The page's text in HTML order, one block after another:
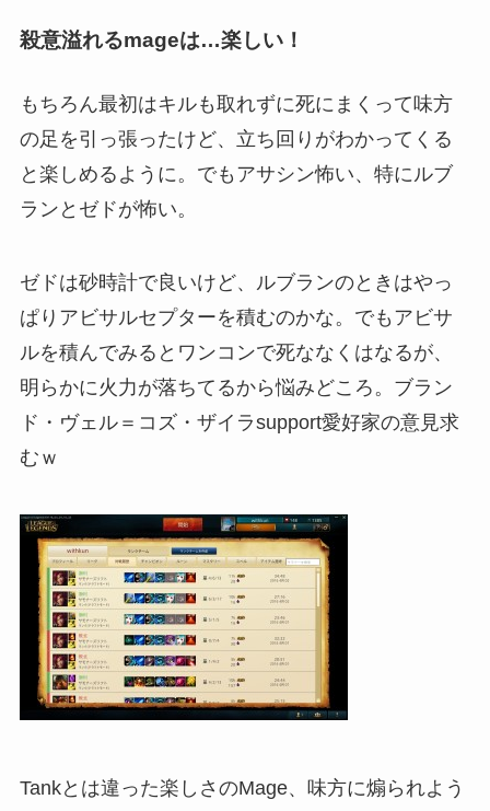
殺意溢れるmageは…楽しい！
もちろん最初はキルも取れずに死にまくって味方
の足を引っ張ったけど、立ち回りがわかってくる
と楽しめるように。でもアサシン怖い、特にルブ
ランとゼドが怖い。
ゼドは砂時計で良いけど、ルブランのときはやっ
ぱりアビサルセプターを積むのかな。でもアビサ
ルを積んでみるとワンコンで死ななくはなるが、
明らかに火力が落ちてるから悩みどころ。ブラン
ド・ヴェル＝コズ・ザイラsupport愛好家の意見求
むｗ
Tankとは違った楽しさのMage、味方に煽られよう